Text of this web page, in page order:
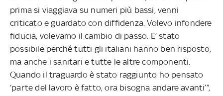
prima si viaggiava su numeri più bassi, venni
criticato e guardato con diffidenza. Volevo infondere
fiducia, volevamo il cambio di passo. E’ stato
possibile perché tutti gli italiani hanno ben risposto,
ma anche i sanitari e tutte le altre componenti.
Quando il traguardo è stato raggiunto ho pensato
‘parte del lavoro è fatto, ora bisogna andare avanti’”,